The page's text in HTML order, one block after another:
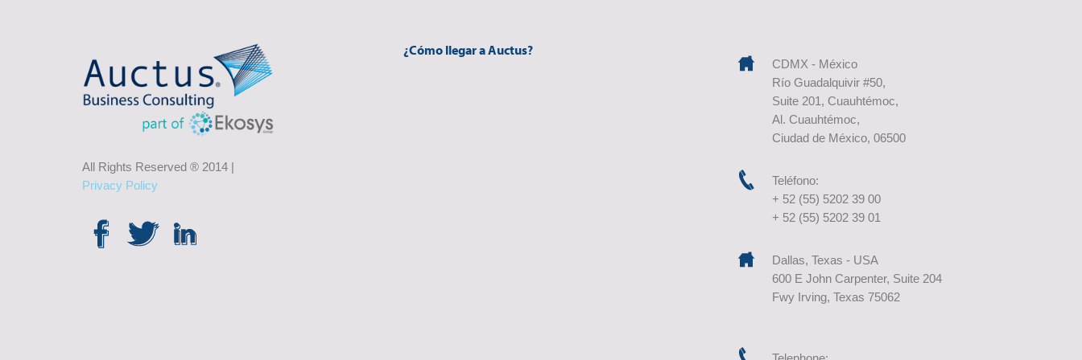
All Rights Reserved ® 2014 |
Privacy Policy
¿Cómo llegar a Auctus?
CDMX - México
Río Guadalquivir #50,
Suite 201, Cuauhtémoc,
Al. Cuauhtémoc,
Ciudad de México, 06500
Teléfono:
+ 52 (55) 5202 39 00
+ 52 (55) 5202 39 01
Dallas, Texas - USA
600 E John Carpenter, Suite 204
Fwy Irving, Texas 75062